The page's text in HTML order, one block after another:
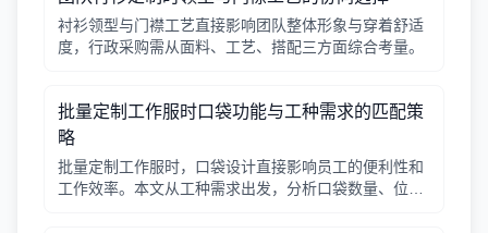
衬衫领型与门襟工艺直接影响团队整体形象与穿着舒适
度，行政采购需从面料、工艺、搭配三方面综合考量。
批量定制工作服时口袋功能与工种需求的匹配策
略
批量定制工作服时，口袋设计直接影响员工的便利性和
工作效率。本文从工种需求出发，分析口袋数量、位